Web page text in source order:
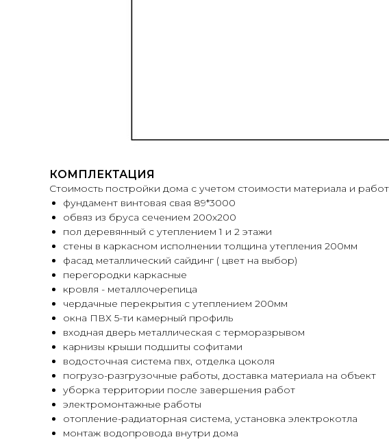
КОМПЛЕКТАЦИЯ
Стоимость постройки дома с учетом стоимости материала и
фундамент винтовая свая 89*3000
обвяз из бруса сечением 200х200
пол деревянный с утеплением 1 и 2 этажи
стены в каркасном исполнении толщина утепления 200мм
фасад металлический сайдинг ( цвет на выбор)
перегородки каркасные
кровля - металлочерепица
чердачные перекрытия с утеплением 200мм
окна ПВХ 5-ти камерный профиль
входная дверь металлическая с терморазрывом
карнизы крыши подшиты софитами
водосточная система пвх, отделка цоколя
погрузо-разгрузочные работы, доставка материала на объект
уборка территории после завершения работ
электромонтажные работы
отопление-радиаторная система, установка электрокотла
монтаж водопровода внутри дома